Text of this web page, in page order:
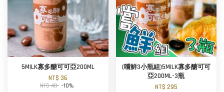
5MILK寡多醣可可亞200ML
NT$ 36
NT$ 40 -10%
(嚐鮮3小瓶組)5MILK寡多醣可可
亞200ML-3瓶
NT$ 295